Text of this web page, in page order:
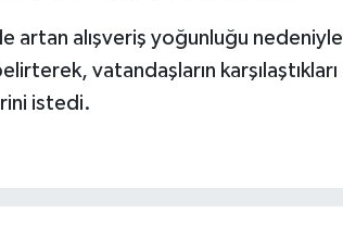
artan alışveriş yoğunluğu nedeniyle
vatandaşların karşılaştıkları
istedi.